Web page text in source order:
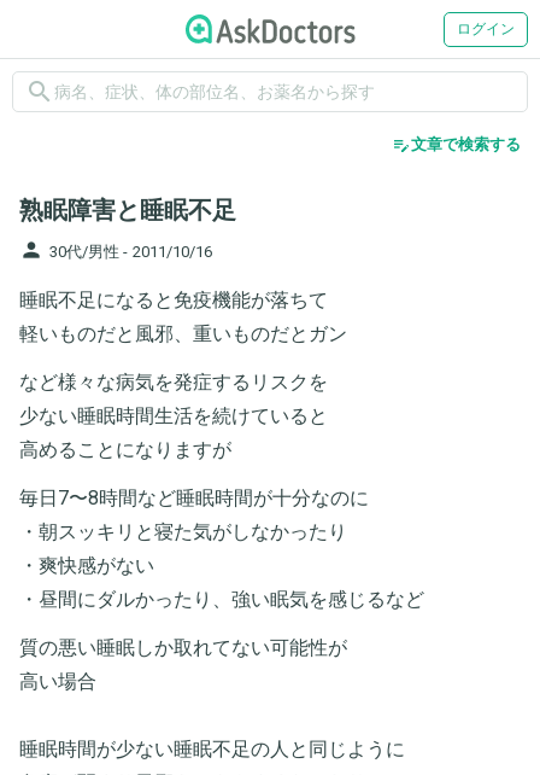
ログイン
search
edit_note文章で検索する
熟眠障害と睡眠不足
person 30代/男性 - 2011/10/16
睡眠不足になると免疫機能が落ちて
軽いものだと風邪、重いものだとガン
など様々な病気を発症するリスクを
少ない睡眠時間生活を続けていると
高めることになりますが
毎日7〜8時間など睡眠時間が十分なのに
・朝スッキリと寝た気がしなかったり
・爽快感がない
・昼間にダルかったり、強い眠気を感じるなど
質の悪い睡眠しか取れてない可能性が
高い場合
睡眠時間が少ない睡眠不足の人と同じように